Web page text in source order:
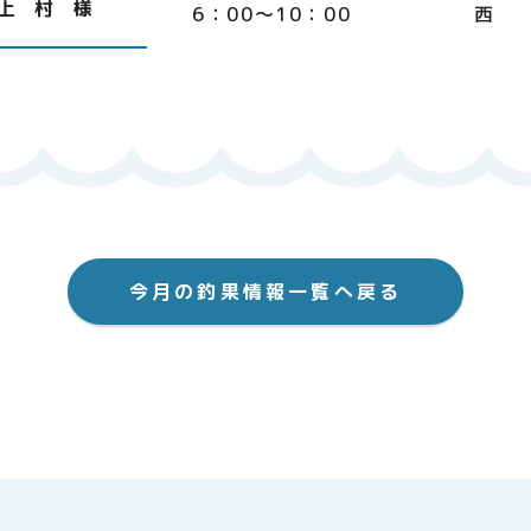
村 様 6：00～10：00 西
今月の釣果情報一覧へ戻る